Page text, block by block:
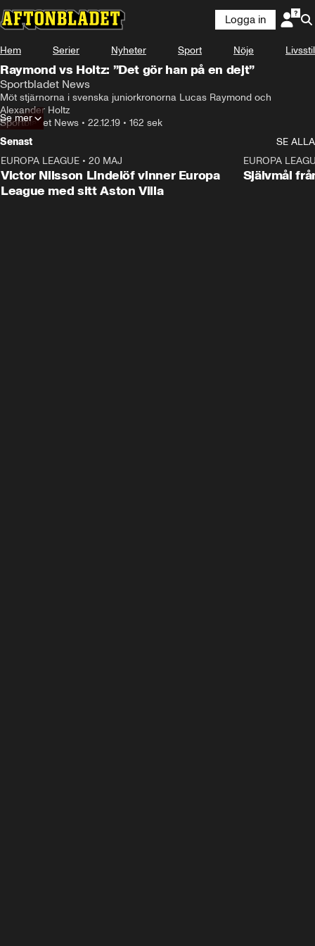
Logga in
Hem Serier Nyheter Sport Nöje Livsstil
Raymond vs Holtz: ”Det gör han på en dejt”
Sportbladet News
Möt stjärnorna i svenska juniorkronorna Lucas Raymond och
Alexander Holtz
Sportbladet News • 22.12.19 • 162 sek
Se mer
Senast
SE ALLA
EUROPA LEAGUE • 20 MAJ
Victor Nilsson Lindelöf vinner Europa
League med sitt Aston Villa
EUROPA
Självmål